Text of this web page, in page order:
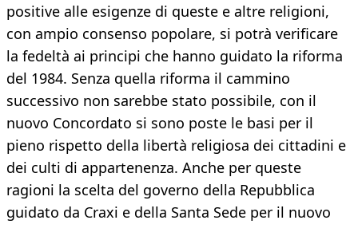
positive alle esigenze di queste e altre religioni,
con ampio consenso popolare, si potrà verificare
la fedeltà ai principi che hanno guidato la riforma
del 1984. Senza quella riforma il cammino
successivo non sarebbe stato possibile, con il
nuovo Concordato si sono poste le basi per il
pieno rispetto della libertà religiosa dei cittadini e
dei culti di appartenenza. Anche per queste
ragioni la scelta del governo della Repubblica
guidato da Craxi e della Santa Sede per il nuovo